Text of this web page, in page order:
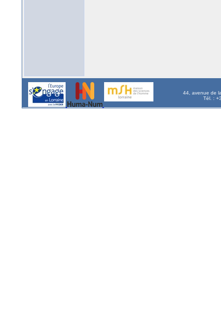
44, avenue de
Tél. :